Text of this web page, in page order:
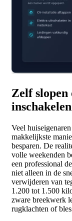
Zelf slopen
Veel
makkelijkste
besparen. De
volle weekenden
een professional
niet alleen in de
verwijderen van
1.200 tot 1.500
zware breekwerk
rugklachten of